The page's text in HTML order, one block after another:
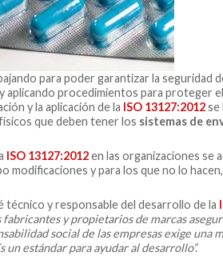
para poder garantizar la seguridad
aplicando procedimientos para proteger
y la aplicación de la ISO 13127:2012se
que deben tener los sistemas de
ISO 13127:2012en las organizaciones se
modificaciones y para los que no lo
y responsable del desarrollo de la
fabricantes y propietarios de marcas
social de las empresas exige una
estándar para ayudar al desarrollo”.